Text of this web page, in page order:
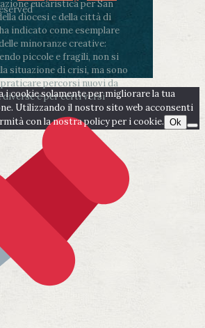
eucaristica per San
diocesi e della città di
indicato come esemplare
minoranze creative:
piccole e fragili, non si
situazione di crisi, ma sono
percorsi nuovi da
e per certi versi
i cookie solamente per migliorare la tua
Utilizzando il nostro sito web acconsenti
con la nostra policy per i cookie. Ok